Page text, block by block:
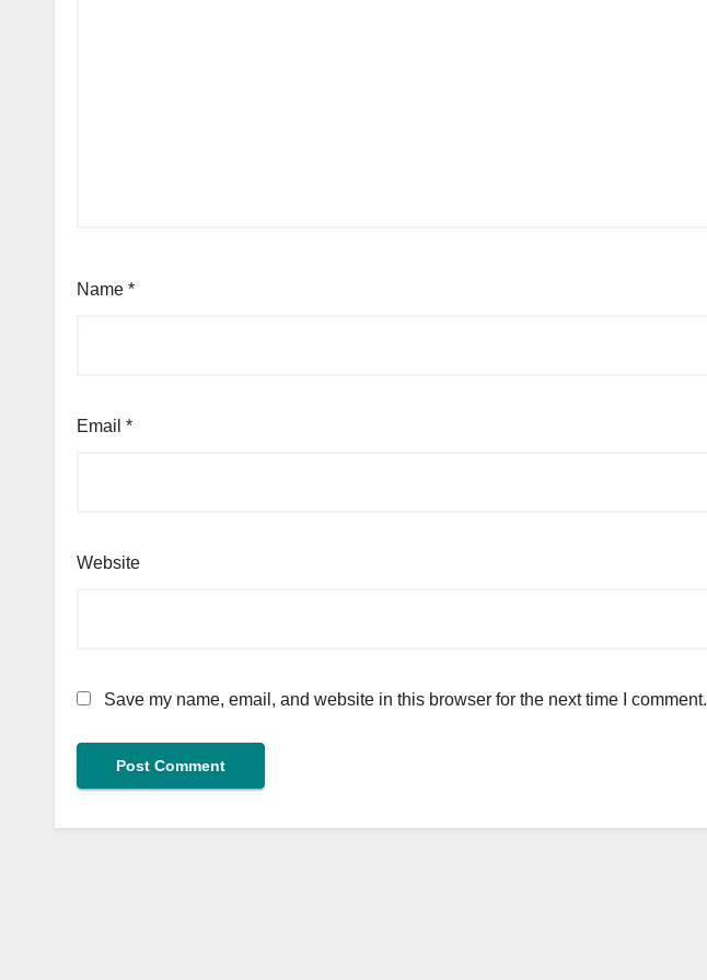
Name *
Email *
Website
Save my name, email, and website in this browser for the next time I comment.